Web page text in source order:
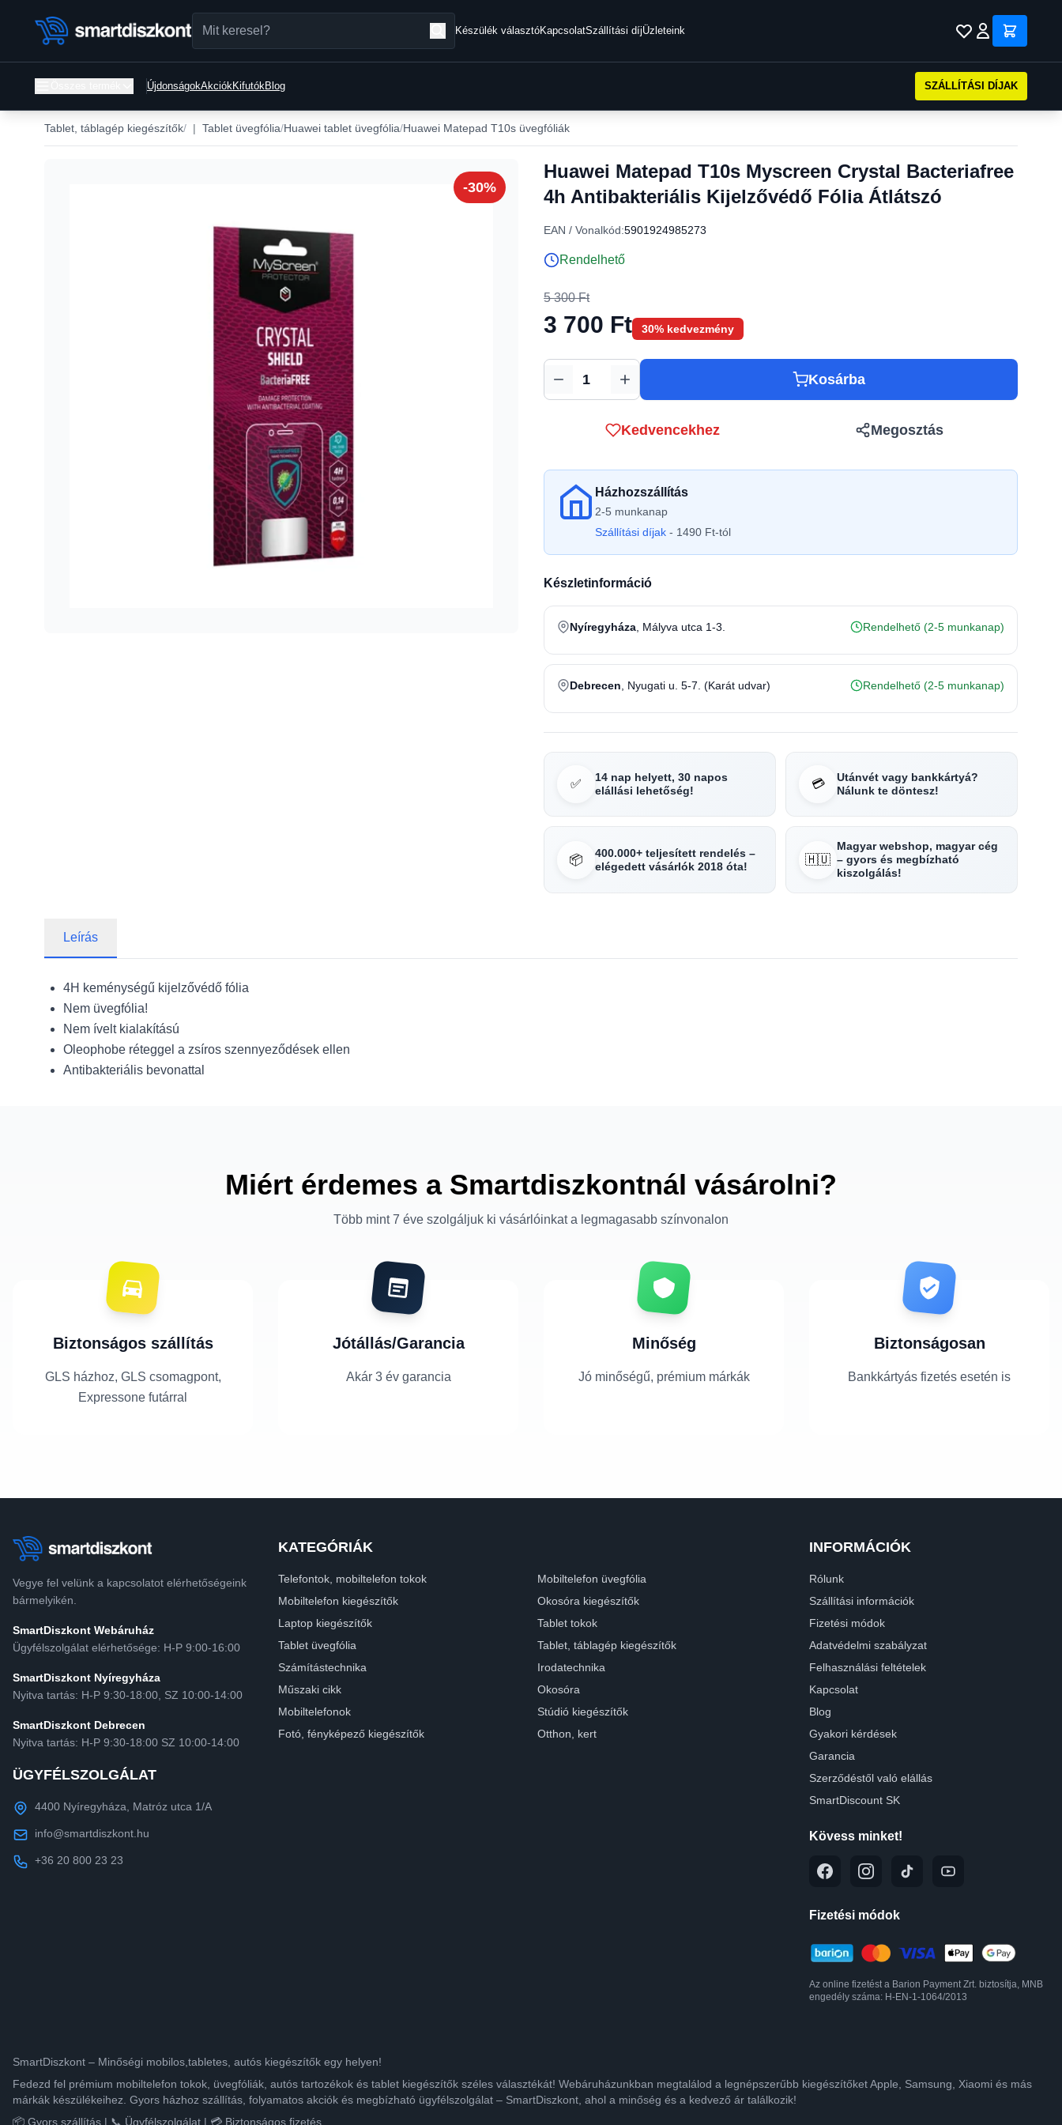
Készülék választóKapcsolatSzállítási díjÜzleteink
ÚjdonságokAkciókKifutókBlog SZÁLLÍTÁSI DÍJAK
Tablet, táblagép kiegészítők | Tablet üvegfólia Huawei tablet üvegfólia Huawei Matepad T10s üvegfóliák
-30%
Huawei Matepad T10s Myscreen Crystal Bacteriafree
4h Antibakteriális Kijelzővédő Fólia Átlátszó
EAN / Vonalkód:5901924985273
Rendelhető
5 300 Ft
3 700 Ft 30% kedvezmény
Mennyiség Kosárba
Kedvencekhez Megosztás
Házhozszállítás
2-5 munkanap
Szállítási díjak - 1490 Ft-tól
Készletinformáció
Nyíregyháza , Mályva utca 1-3. Rendelhető (2-5 munkanap)
Debrecen , Nyugati u. 5-7. (Karát udvar) Rendelhető (2-5 munkanap)
✅
14 nap helyett, 30 napos
elállási lehetőség!
💳
Utánvét vagy bankkártyá?
Nálunk te döntesz!
📦
400.000+ teljesített rendelés –
elégedett vásárlók 2018 óta!
🇭🇺
Magyar webshop, magyar cég
– gyors és megbízható
kiszolgálás!
Leírás
4H keménységű kijelzővédő fólia
Nem üvegfólia!
Nem ívelt kialakítású
Oleophobe réteggel a zsíros szennyeződések ellen
Antibakteriális bevonattal
Miért érdemes a Smartdiszkontnál vásárolni?
Több mint 7 éve szolgáljuk ki vásárlóinkat a legmagasabb színvonalon
Biztonságos szállítás
GLS házhoz, GLS csomagpont,
Expressone futárral
Jótállás/Garancia
Akár 3 év garancia
Minőség
Jó minőségű, prémium márkák
Biztonságosan
Bankkártyás fizetés esetén is
Vegye fel velünk a kapcsolatot elérhetőségeink
bármelyikén.
SmartDiszkont Webáruház
Ügyfélszolgálat elérhetősége: H-P 9:00-16:00
SmartDiszkont Nyíregyháza
Nyitva tartás: H-P 9:30-18:00, SZ 10:00-14:00
SmartDiszkont Debrecen
Nyitva tartás: H-P 9:30-18:00 SZ 10:00-14:00
ÜGYFÉLSZOLGÁLAT
4400 Nyíregyháza, Matróz utca 1/A
info@smartdiszkont.hu
+36 20 800 23 23
KATEGÓRIÁK
Telefontok, mobiltelefon tokok
Mobiltelefon üvegfólia
Mobiltelefon kiegészítők
Okosóra kiegészítők
Laptop kiegészítők
Tablet tokok
Tablet üvegfólia
Tablet, táblagép kiegészítők
Számítástechnika
Irodatechnika
Műszaki cikk
Okosóra
Mobiltelefonok
Stúdió kiegészítők
Fotó, fényképező kiegészítők
Otthon, kert
INFORMÁCIÓK
Rólunk
Szállítási információk
Fizetési módok
Adatvédelmi szabályzat
Felhasználási feltételek
Kapcsolat
Blog
Gyakori kérdések
Garancia
Szerződéstől való elállás
SmartDiscount SK
Kövess minket!
Fizetési módok
Az online fizetést a Barion Payment Zrt. biztosítja, MNB
engedély száma: H-EN-1-1064/2013
SmartDiszkont – Minőségi mobilos,tabletes, autós kiegészítők egy helyen!
Fedezd fel prémium mobiltelefon tokok, üvegfóliák, autós tartozékok és tablet kiegészítők széles választékát! Webáruházunkban megtalálod a legnépszerűbb kiegészítőket Apple, Samsung, Xiaomi és más
márkák készülékeihez. Gyors házhoz szállítás, folyamatos akciók és megbízható ügyfélszolgálat – SmartDiszkont, ahol a minőség és a kedvező ár találkozik!
📦 Gyors szállítás | 📞 Ügyfélszolgálat | 💳 Biztonságos fizetés